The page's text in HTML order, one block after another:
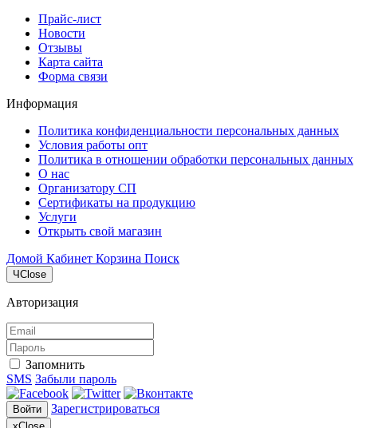
Прайс-лист
Новости
Отзывы
Карта сайта
Форма связи
Информация
Политика конфиденциальности персональных данных
Условия работы опт
Политика в отношении обработки персональных данных
О нас
Организатору СП
Сертификаты на продукцию
Услуги
Открыть свой магазин
Домой Кабинет Корзина Поиск
ЧClose
Авторизация
Запомнить
SMS Забыли пароль
Войти Зарегистрироваться